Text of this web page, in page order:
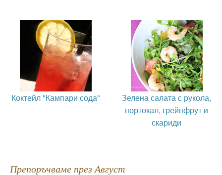
Коктейл "Кампари сода"
Зелена салата с рукола,
портокал, грейпфрут и
скариди
Препоръчваме през Август